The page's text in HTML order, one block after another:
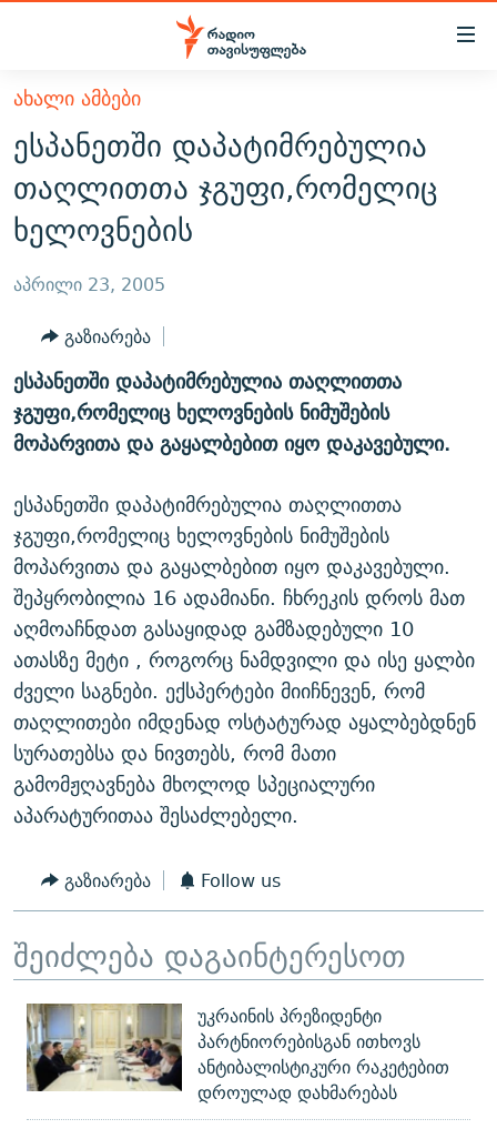
Accessibility
მთავარ
შინაარსზე
დაბრუნება
მთავარ
ნავიგაციაზე
დაბრუნება
ძიებაზე
ᲐᲮᲐᲚᲘ ᲐᲛᲑᲔᲑᲘ
ᲗᲔᲛᲔᲑᲘ
ᲞᲝᲚᲘᲢᲘᲙᲐ
ᲔᲙᲝᲜᲝᲛᲘᲙᲐ
ᲡᲐᲖᲝᲒᲐᲓᲝᲔᲑᲐ
ᲕᲘᲓᲔᲝ
ᲑᲚᲝᲒᲔᲑᲘ
ᲞᲝᲓᲙᲐᲡᲢᲔᲑᲘ
60 ᲓᲔᲪᲘᲑᲔᲚᲘ
ᲒᲐᲜᲙᲘᲗᲮᲕᲘᲡ ᲓᲦᲔ
ᲛᲝᲚᲐᲞᲐᲠᲐᲙᲔ ᲢᲔᲥᲡᲢᲔᲑᲘ
ᲨᲘᲜ - ᲣᲪᲮᲝᲔᲗᲨᲘ
ᲚᲘᲢᲔᲠᲐᲢᲣᲠᲣᲚᲘ ᲬᲐᲮᲜᲐᲒᲔᲑᲘ
ᲐᲛᲔᲠᲘᲙᲣᲚᲘ ᲛᲝᲗᲮᲠᲝᲑᲐ
ᲘᲛᲞᲔᲠᲘᲐ ᲓᲐ ᲠᲐᲓᲘᲝ
ᲤᲔᲜᲝᲕᲐᲜᲘ - 2.10
ᲗᲥᲕᲔᲜᲘ ᲞᲣᲑᲚᲘᲙᲐᲪᲘᲔᲑᲘ
ᲞᲠᲝᲔᲥᲢᲔᲑᲘ
ᲣᲙᲠᲐᲘᲜᲐᲨᲘ ᲓᲐᲦᲣᲞᲣᲚᲘ ᲥᲐᲠᲗᲕᲔᲚᲘ ᲛᲔᲑᲠᲫᲝᲚᲔᲑᲘ - 2022
ᲩᲔᲛᲘ ᲡᲘᲙᲕᲓᲘᲚᲘᲡ ᲛᲘᲖᲔᲖᲘᲐ COVID-19
11 ᲬᲔᲚᲘ - 11 ᲐᲛᲑᲐᲕᲘ
ᲡᲐᲞᲐᲠᲚᲐᲛᲔᲜᲢᲝ ᲐᲠᲩᲔᲕᲜᲔᲑᲘᲡ ᲘᲡᲢᲝᲠᲘᲐ
ᲑᲐᲕᲨᲕᲔᲑᲘ ᲞᲠᲝᲡᲢᲘᲢᲣᲪᲘᲐᲨᲘ - ᲐᲛᲝᲣᲗᲥᲛᲔᲚᲘ ᲐᲛᲑᲐᲕᲘ
5 ᲐᲛᲑᲐᲕᲘ - 20 ᲘᲕᲜᲘᲡᲡ ᲓᲐᲨᲐᲕᲔᲑᲣᲚᲔᲑᲘ
ᲐᲒᲕᲘᲡᲢᲝᲡ ᲝᲛᲘ
ПРИВЕТ ᲙᲣᲚᲢᲣᲠᲐ
ЭХО КАВКАЗА
ᲒᲐᲛᲝᲘᲬᲔᲠᲔ
რთე/რთ-ის ყველა საიტი
ᲐᲮᲐᲚᲘ ᲐᲛᲑᲔᲑᲘ
ესპანეთში დაპატიმრებულია
თაღლითთა ჯგუფი,რომელიც
ხელოვნების
აპრილი 23, 2005
გაზიარება
ესპანეთში დაპატიმრებულია თაღლითთა
ჯგუფი,რომელიც ხელოვნების ნიმუშების
მოპარვითა და გაყალბებით იყო დაკავებული.
ესპანეთში დაპატიმრებულია თაღლითთა
ჯგუფი,რომელიც ხელოვნების ნიმუშების
მოპარვითა და გაყალბებით იყო დაკავებული.
შეპყრობილია 16 ადამიანი. ჩხრეკის დროს მათ
აღმოაჩნდათ გასაყიდად გამზადებული 10
ათასზე მეტი , როგორც ნამდვილი და ისე ყალბი
ძველი საგნები. ექსპერტები მიიჩნევენ, რომ
თაღლითები იმდენად ოსტატურად აყალბებდნენ
სურათებსა და ნივთებს, რომ მათი
გამომჟღავნება მხოლოდ სპეციალური
აპარატურითაა შესაძლებელი.
გაზიარება Follow us
შეიძლება დაგაინტერესოთ
უკრაინის პრეზიდენტი
პარტნიორებისგან ითხოვს
ანტიბალისტიკური რაკეტებით
დროულად დახმარებას